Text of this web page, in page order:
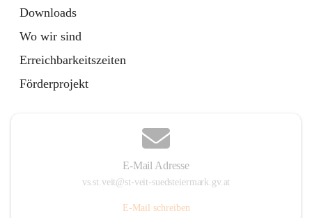
Downloads
Wo wir sind
Erreichbarkeitszeiten
Förderprojekt
E-Mail Adresse
vs.st.veit@st-veit-suedsteiermark.gv.at
E-Mail schreiben